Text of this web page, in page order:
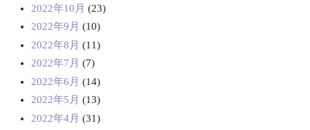
2022年10月 (23)
2022年9月 (10)
2022年8月 (11)
2022年7月 (7)
2022年6月 (14)
2022年5月 (13)
2022年4月 (31)